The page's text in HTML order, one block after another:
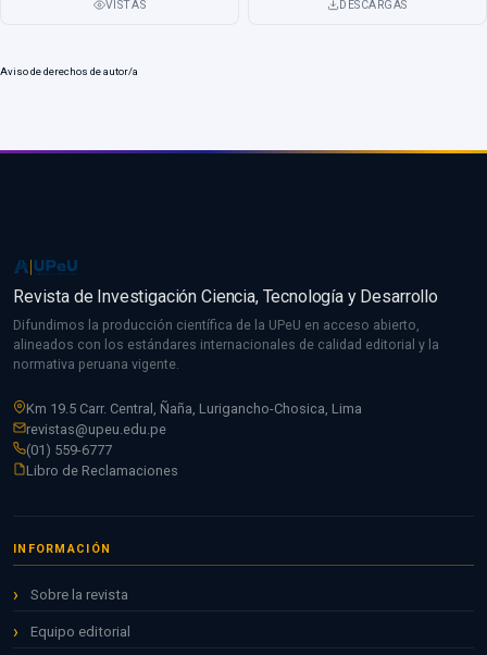
Palabras clave
: almidón de papa, coagulación-
VISTAS DESCARGAS
Aviso de derechos de autor/a
Revista de Investigación Ciencia, Tecnología y Desarrollo
Difundimos la producción científica de la UPeU en acceso abierto,
alineados con los estándares internacionales de calidad editorial y la
normativa peruana vigente.
Km 19.5 Carr. Central, Ñaña, Lurigancho-Chosica, Lima
revistas@upeu.edu.pe
(01) 559-6777
Libro de Reclamaciones
INFORMACIÓN
Sobre la revista
Equipo editorial